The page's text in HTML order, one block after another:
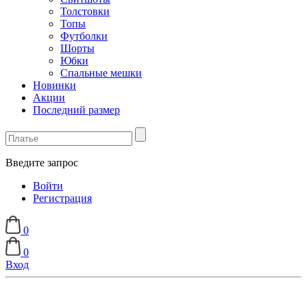
Толстовки
Топы
Футболки
Шорты
Юбки
Спальные мешки
Новинки
Акции
Последний размер
Введите запрос
Войти
Регистрация
0
0
Вход